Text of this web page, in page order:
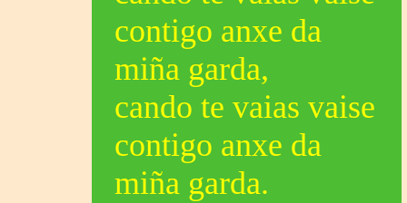
contigo anxe da
miña garda,
cando te vaias vaise
contigo anxe da
miña garda.